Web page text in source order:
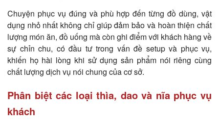
Chuyện phục vụ đúng và phù hợp đến từng đồ dùng, vật
dụng nhỏ nhất không chỉ giúp đảm bảo và hoàn thiện chất
lượng món ăn, đồ uống mà còn ghi điểm với khách hàng về
sự chỉn chu, có đầu tư trong vấn đề setup và phục vụ,
khiến họ hài lòng khi sử dụng sản phẩm nói riêng cùng
chất lượng dịch vụ nói chung của cơ sở.
Phân biệt các loại thìa, dao và nĩa phục vụ
khách